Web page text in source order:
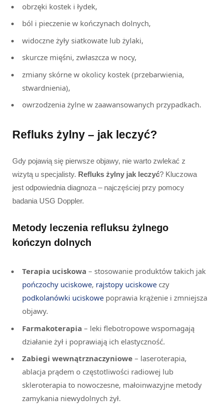
obrzęki kostek i łydek,
ból i pieczenie w kończynach dolnych,
widoczne żyły siatkowate lub żylaki,
skurcze mięśni, zwłaszcza w nocy,
zmiany skórne w okolicy kostek (przebarwienia,
stwardnienia),
owrzodzenia żylne w zaawansowanych przypadkach.
Refluks żylny – jak leczyć?
Gdy pojawią się pierwsze objawy, nie warto zwlekać z
wizytą u specjalisty. Refluks żylny jak leczyć? Kluczowa
jest odpowiednia diagnoza – najczęściej przy pomocy
badania USG Doppler.
Metody leczenia refluksu żylnego
kończyn dolnych
Terapia uciskowa – stosowanie produktów takich jak
pończochy uciskowe, rajstopy uciskowe czy
podkolanówki uciskowe poprawia krążenie i zmniejsza
objawy.
Farmakoterapia – leki flebotropowe wspomagają
działanie żył i poprawiają ich elastyczność.
Zabiegi wewnątrznaczyniowe – laseroterapia,
ablacja prądem o częstotliwości radiowej lub
skleroterapia to nowoczesne, małoinwazyjne metody
zamykania niewydolnych żył.